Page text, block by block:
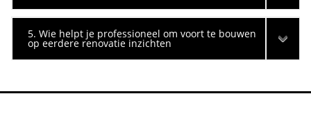
5. Wie helpt je professioneel om voort te bouwen
op eerdere renovatie inzichten